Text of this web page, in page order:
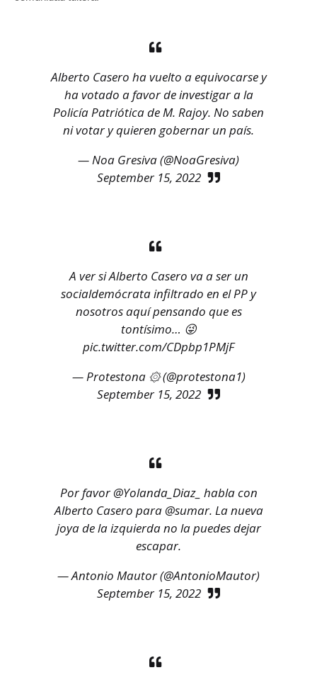
Alberto Casero ha vuelto a equivocarse y
ha votado a favor de investigar a la
Policía Patriótica de M. Rajoy. No saben
ni votar y quieren gobernar un país.
— Noa Gresiva (@NoaGresiva)
September 15, 2022
A ver si Alberto Casero va a ser un
socialdemócrata infiltrado en el PP y
nosotros aquí pensando que es
tontísimo… 😜
pic.twitter.com/CDpbp1PMjF
— Protestona ۞ (@protestona1)
September 15, 2022
Por favor@Yolanda_Diaz_ habla con
Alberto Casero para @sumar. La nueva
joya de la izquierda no la puedes dejar
escapar.
— Antonio Mautor (@AntonioMautor)
September 15, 2022